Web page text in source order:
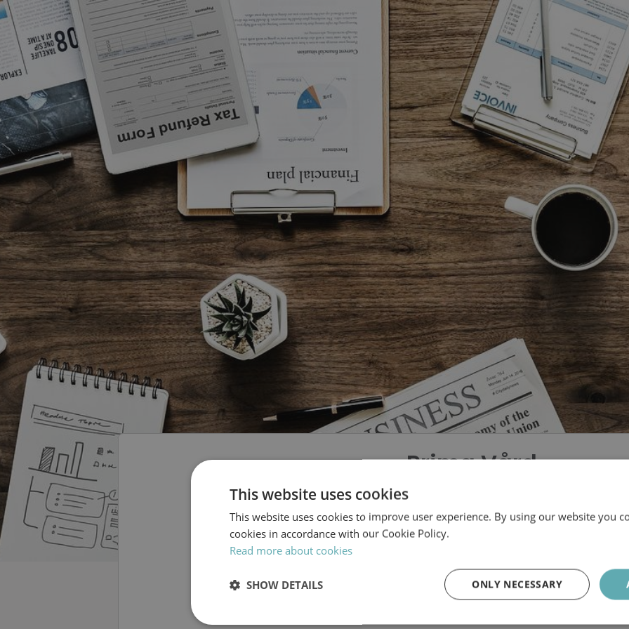
Prima Vård
Senior Lönespecialist med
kunskap till Prima Vård,
kvinna
This website uses cookies
This website uses cookies to improve user experience. By using our website you
cookies in accordance with our Cookie Policy.
Read more about cookies
ONLY NECESSARY
SHOW DETAILS